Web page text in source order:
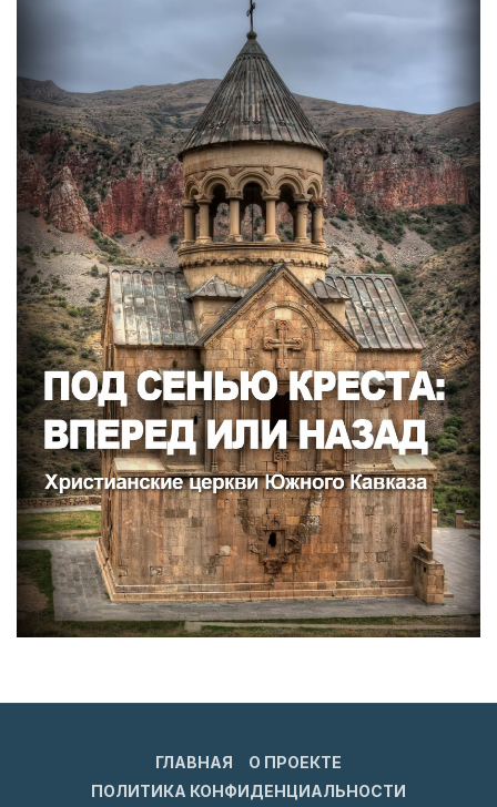
ГЛАВНАЯ
О ПРОЕКТЕ
ПОЛИТИКА КОНФИДЕНЦИАЛЬНОСТИ